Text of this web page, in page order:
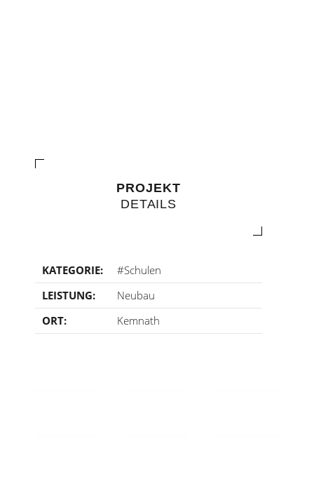
PROJEKT
DETAILS
KATEGORIE:
#Schulen
LEISTUNG:
Neubau
ORT:
Kemnath